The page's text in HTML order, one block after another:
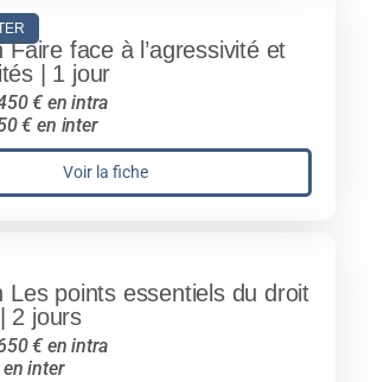
Faire face à l’agressivité et
| 1 jour
€ en intra
€ en inter
Voir la fiche
Les points essentiels du droit
2 jours
€ en intra
inter